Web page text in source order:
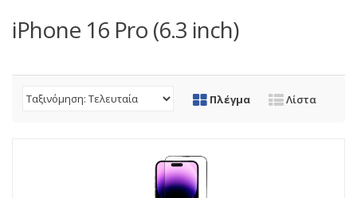
iPhone 16 Pro (6.3 inch)
Πλέγμα Λίστα